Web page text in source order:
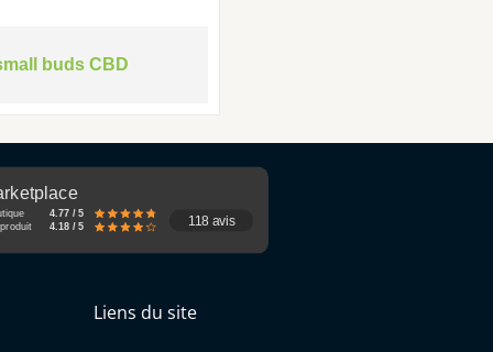
buds CBD
4.77 / 5
4.18 / 5 118 avis
Liens du site